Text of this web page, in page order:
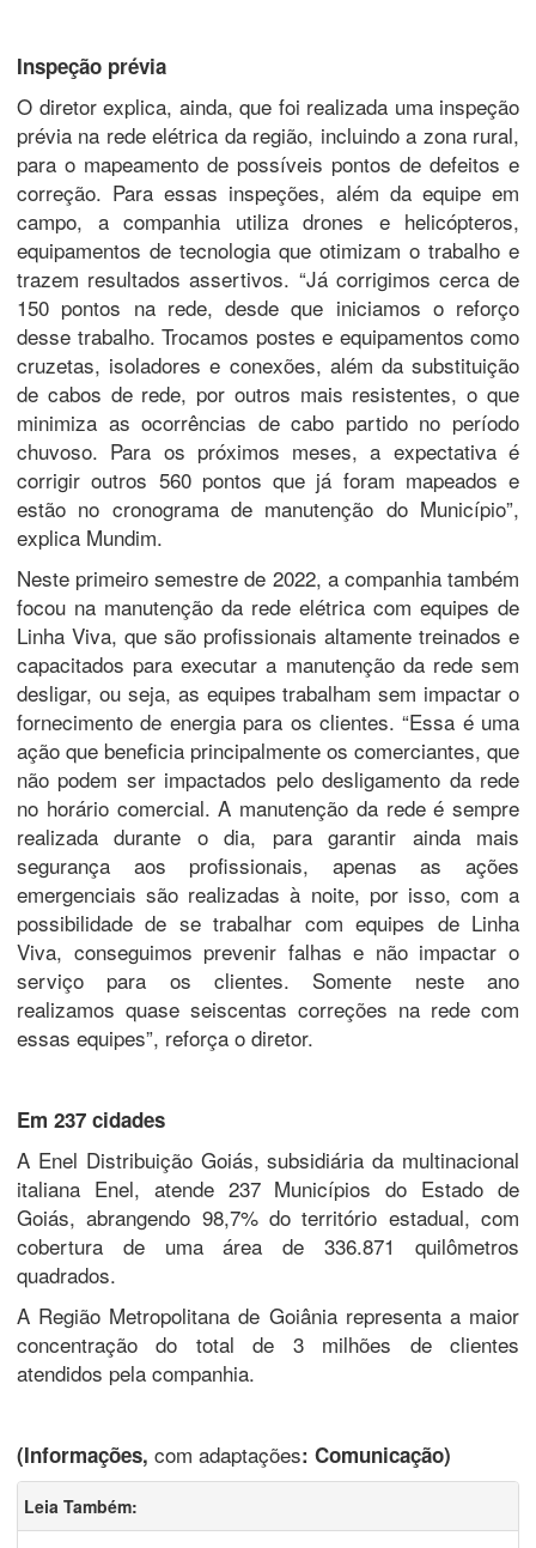
Inspeção prévia
O diretor explica, ainda, que foi realizada uma inspeção
prévia na rede elétrica da região, incluindo a zona rural,
para o mapeamento de possíveis pontos de defeitos e
correção. Para essas inspeções, além da equipe em
campo, a companhia utiliza drones e helicópteros,
equipamentos de tecnologia que otimizam o trabalho e
trazem resultados assertivos. “Já corrigimos cerca de
150 pontos na rede, desde que iniciamos o reforço
desse trabalho. Trocamos postes e equipamentos como
cruzetas, isoladores e conexões, além da substituição
de cabos de rede, por outros mais resistentes, o que
minimiza as ocorrências de cabo partido no período
chuvoso. Para os próximos meses, a expectativa é
corrigir outros 560 pontos que já foram mapeados e
estão no cronograma de manutenção do Município”,
explica Mundim.
Neste primeiro semestre de 2022, a companhia também
focou na manutenção da rede elétrica com equipes de
Linha Viva, que são profissionais altamente treinados e
capacitados para executar a manutenção da rede sem
desligar, ou seja, as equipes trabalham sem impactar o
fornecimento de energia para os clientes. “Essa é uma
ação que beneficia principalmente os comerciantes, que
não podem ser impactados pelo desligamento da rede
no horário comercial. A manutenção da rede é sempre
realizada durante o dia, para garantir ainda mais
segurança aos profissionais, apenas as ações
emergenciais são realizadas à noite, por isso, com a
possibilidade de se trabalhar com equipes de Linha
Viva, conseguimos prevenir falhas e não impactar o
serviço para os clientes. Somente neste ano
realizamos quase seiscentas correções na rede com
essas equipes”, reforça o diretor.
Em 237 cidades
A Enel Distribuição Goiás, subsidiária da multinacional
italiana Enel, atende 237 Municípios do Estado de
Goiás, abrangendo 98,7% do território estadual, com
cobertura de uma área de 336.871 quilômetros
quadrados.
A Região Metropolitana de Goiânia representa a maior
concentração do total de 3 milhões de clientes
atendidos pela companhia.
(Informações, com adaptações: Comunicação)
Leia Também: